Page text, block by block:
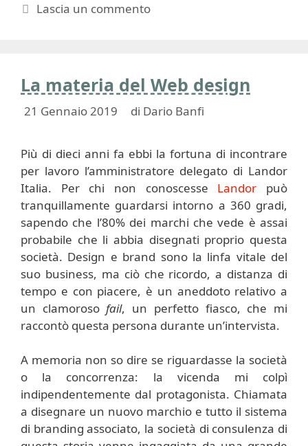
Lascia un commento
La materia del Web design
21 Gennaio 2019 di Dario Banfi
Più di dieci anni fa ebbi la fortuna di incontrare
per lavoro l’amministratore delegato di Landor
Italia. Per chi non conoscesse Landor può
tranquillamente guardarsi intorno a 360 gradi,
sapendo che l’80% dei marchi che vede è assai
probabile che li abbia disegnati proprio questa
società. Design e brand sono la linfa vitale del
suo business, ma ciò che ricordo, a distanza di
tempo e con piacere, è un aneddoto relativo a
un clamoroso fail, un perfetto fiasco, che mi
raccontò questa persona durante un’intervista.
A memoria non so dire se riguardasse la società
o la concorrenza: la vicenda mi colpì
indipendentemente dal protagonista. Chiamata
a disegnare un nuovo marchio e tutto il sistema
di branding associato, la società di consulenza di